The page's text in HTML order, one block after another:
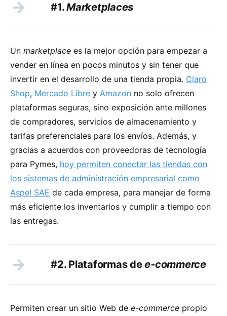
#1.Marketplaces
Un marketplace es la mejor opción para empezar a
vender en línea en pocos minutos y sin tener que
invertir en el desarrollo de una tienda propia. Claro
Shop, Mercado Libre y Amazon no solo ofrecen
plataformas seguras, sino exposición ante millones
de compradores, servicios de almacenamiento y
tarifas preferenciales para los envíos. Además, y
gracias a acuerdos con proveedoras de tecnología
para Pymes, hoy permiten conectar las tiendas con
los sistemas de administración empresarial como
Aspel SAE de cada empresa, para manejar de forma
más eficiente los inventarios y cumplir a tiempo con
las entregas.
#2. Plataformas dee-commerce
Permiten crear un sitio Web de e-commerce propio